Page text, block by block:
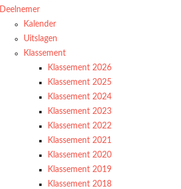
Deelnemer
Kalender
Uitslagen
Klassement
Klassement 2026
Klassement 2025
Klassement 2024
Klassement 2023
Klassement 2022
Klassement 2021
Klassement 2020
Klassement 2019
Klassement 2018